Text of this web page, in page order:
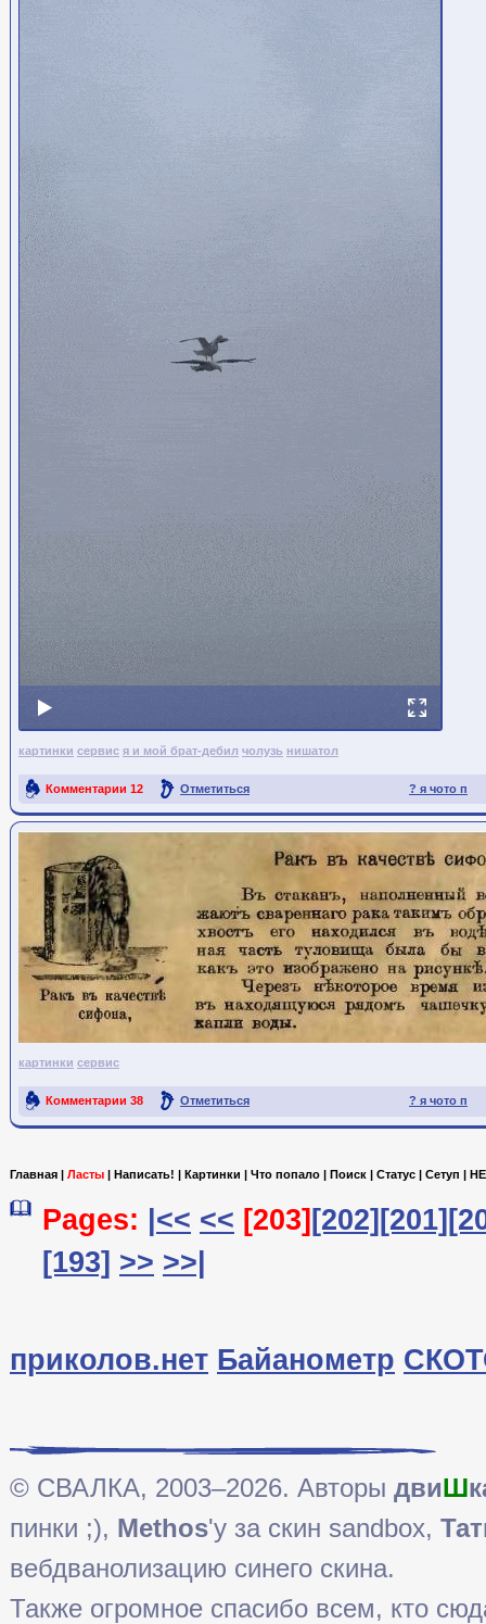
картинки сервис я и мой брат-дебил чолузь нишатол
? я чото п
Комментарии 12 Отметиться
Ссылка на пост
картинки сервис
? я чото п
Комментарии 38 Отметиться
Ссылка на пост
Главная | Ласты | Написать! | Картинки | Что попало | Поиск | Статус | Сетуп |
Pages: |<< << [203] [202] [201]
[193] >> >>|
приколов.нет Байанометр
© СВАЛКА, 2003–2026. Авторы двиШ
пинки ;), Methos'у за скин sandbox,
вебдванолизацию синего скина.
Также огромное спасибо всем, кто